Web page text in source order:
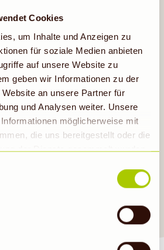
Cookies
um Inhalte und Anzeigen zu
für soziale Medien anbieten
auf unsere Website zu
geben wir Informationen zu der
an unsere Partner für
und Analysen weiter. Unsere
möglicherweise mit
die uns bereitgestellt oder die
der Dienste gesammelt wurden.
USA durch Google: Unsere
findest du unter Datenschutz. Indem
geklickt bzw. statistische
dass die Daten in den
und in mundgerechte
hobeln.
Antipasti, Brot und Obst
drapieren.